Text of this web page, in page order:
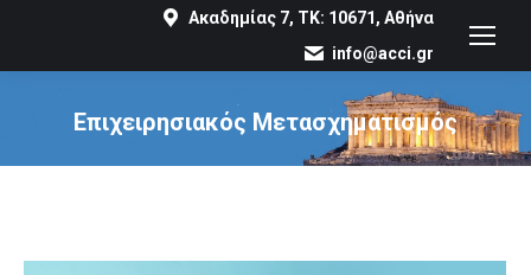
Ακαδημίας 7, ΤΚ: 10671, Αθήνα
info@acci.gr
Επιχειρησιακός Μετασχηματισμός
You are here: